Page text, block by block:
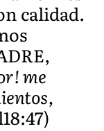
calidad.
me